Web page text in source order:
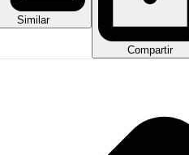
Similar
Compartir